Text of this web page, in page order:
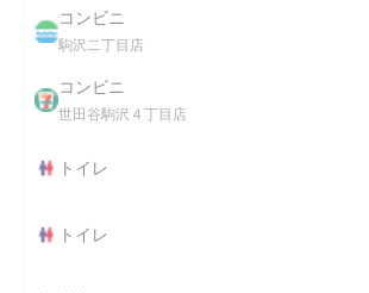
コンビニ
駒沢二丁目店
コンビニ
世田谷駒沢４丁目店
トイレ
トイレ